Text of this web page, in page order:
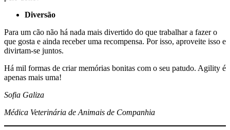
Diversão
Para um cão não há nada mais divertido do que trabalhar a fazer o
que gosta e ainda receber uma recompensa. Por isso, aproveite isso e
divirtam-se juntos.
Há mil formas de criar memórias bonitas com o seu patudo. Agility é
apenas mais uma!
Sofia Galiza
Médica Veterinária de Animais de Companhia